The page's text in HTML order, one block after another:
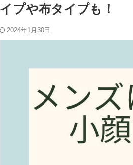
イプや布タイプも！
2024年1月30日